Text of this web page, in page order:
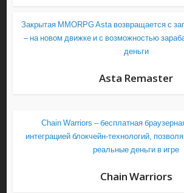
Закрытая MMORPG Asta возвращается с
– на новом движке и с возможностью
деньги
Asta Remaster
Chain Warriors – бесплатная
интеграцией блокчейн-технологий,
реальные деньги в игре
Chain Warriors